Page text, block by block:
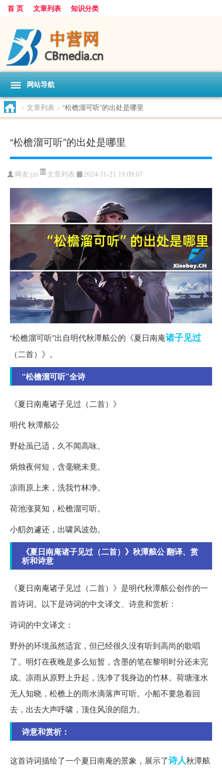
首 页 文章列表 知识分类
网站导航
> 文章列表 > “松檐溜可听”的出处是哪里
“松檐溜可听”的出处是哪里
网友:jzs 文章列表 2024-11-21 19:09:07
“松檐溜可听”出自明代秋潭舷公的《夏日南庵诸子见过
（二首）》。
“松檐溜可听”全诗
《夏日南庵诸子见过（二首）》
明代 秋潭舷公
野处虽已适，久不闻高咏。
炳烛夜何短，含毫晓未竟。
凉雨原上来，洗我竹林净。
荷池涨莫知，松檐溜可听。
小舠勿遽还，出啸风波劲。
《夏日南庵诸子见过（二首）》秋潭舷公 翻译、赏
析和诗意
《夏日南庵诸子见过（二首）》是明代秋潭舷公创作的一
首诗词。以下是诗词的中文译文、诗意和赏析：
诗词的中文译文：
野外的环境虽然适宜，但已经很久没有听到高尚的歌唱
了。明灯在夜晚是多么短暂，含墨的笔在黎明时分还未完
成。凉雨从原野上升起，洗净了我身边的竹林。荷塘涨水
无人知晓，松檐上的雨水滴落声可听。小船不要急着回
去，出去大声呼啸，顶住风浪的阻力。
诗意和赏析：
这首诗词描绘了一个夏日南庵的景象，展示了诗人秋潭舷